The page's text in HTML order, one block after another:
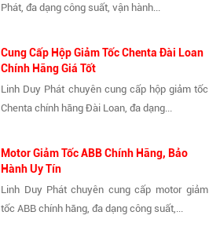
Phát, đa dạng công suất, vận hành...
Cung Cấp Hộp Giảm Tốc Chenta Đài Loan
Chính Hãng Giá Tốt
Linh Duy Phát chuyên cung cấp hộp giảm tốc
Chenta chính hãng Đài Loan, đa dạng...
Motor Giảm Tốc ABB Chính Hãng, Bảo
Hành Uy Tín
Linh Duy Phát chuyên cung cấp motor giảm
tốc ABB chính hãng, đa dạng công suất,...